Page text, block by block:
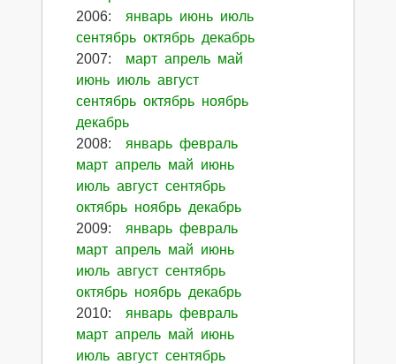
2006: январь июнь июль
сентябрь октябрь декабрь
2007: март апрель май
июнь июль август
сентябрь октябрь ноябрь
декабрь
2008: январь февраль
март апрель май июнь
июль август сентябрь
октябрь ноябрь декабрь
2009: январь февраль
март апрель май июнь
июль август сентябрь
октябрь ноябрь декабрь
2010: январь февраль
март апрель май июнь
июль август сентябрь